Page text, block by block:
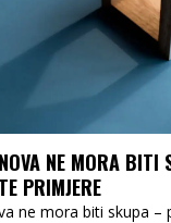
NE MORA BITI
PRIMJERE
ne mora biti skupa –